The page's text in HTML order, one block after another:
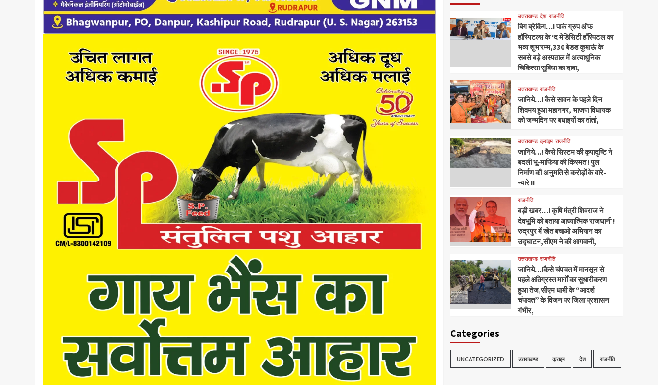
उत्तराखण्ड देश राजनीति
बिग ब्रेकिंग…! पार्क ग्रुप ऑफ
हॉस्पिटल्स के ‘द मेडिसिटी हॉस्पिटल का
भव्य शुभारम्भ,330 बेडड कुमाऊं के
सबसे बड़े अस्पताल में अत्याधुनिक
चिकित्सा सुविधा का दावा,
उत्तराखण्ड राजनीति
जानिये…! कैसे सावन के पहले दिन
शिवमय हुआ महानगर, भाजपा विधायक
को जन्मदिन पर बधाइयों का तांतां,
उत्तराखण्ड क्राइम राजनीति
जानिये…! कैसे सिस्टम की कृपादृष्टि ने
बदली भू-माफिया की किस्मत ! पुल
निर्माण की अनुमति से करोड़ों के वारे-
न्यारे !!
राजनीति
बड़ी खबर…! कृषि मंत्री शिवराज ने
देवभूमि को बताया आध्यात्मिक राजधानी !
रुद्रपुर में खेत बचाओ अभियान का
उद्घाटन,सीएम ने की आगवानी,
उत्तराखण्ड राजनीति
जानिये…!कैसे चंपावत में मानसून से
पहले क्षतिग्रस्त मार्गों का सुधारीकरण
हुआ तेज,सीएम धामी के “आदर्श
चंपावत” के विजन पर जिला प्रशासन
गंभीर,
Categories
UNCATEGORIZED उत्तराखण्ड क्राइम देश राजनीति